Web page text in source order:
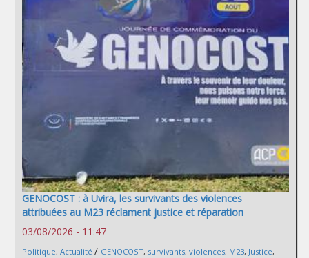
GENOCOST : à Uvira, les survivants des violences
attribuées au M23 réclament justice et réparation
03/08/2026 - 11:47
Politique, Actualité / GENOCOST, survivants, violences, M23, Justice,